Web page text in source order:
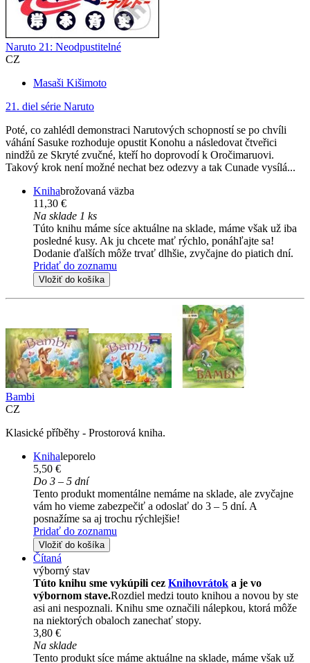
Naruto 21: Neodpustitelné
CZ
Masaši Kišimoto
21. diel série Naruto
Poté, co zahlédl demonstraci Narutových schopností se po chvíli
váhání Sasuke rozhoduje opustit Konohu a následovat čtveřici
nindžů ze Skryté zvučné, kteří ho doprovodí k Oročimaruovi.
Takový krok není možné nechat bez odezvy a tak Cunade vysílá...
Knihabrožovaná väzba
11,30 €
Na sklade 1 ks
Túto knihu máme síce aktuálne na sklade, máme však už iba
posledné kusy. Ak ju chcete mať rýchlo, ponáhľajte sa!
Dodanie ďalších môže trvať dlhšie, zvyčajne do piatich dní.
Pridať do zoznamu
Vložiť do košíka
Bambi
CZ
Klasické příběhy - Prostorová kniha.
Knihaleporelo
5,50 €
Do 3 – 5 dní
Tento produkt momentálne nemáme na sklade, ale zvyčajne
vám ho vieme zabezpečiť a odoslať do 3 – 5 dní. A
posnažíme sa aj trochu rýchlejšie!
Pridať do zoznamu
Vložiť do košíka
Čítaná
výborný stav
Túto knihu sme vykúpili cez Knihovrátok a je vo
výbornom stave.Rozdiel medzi touto knihou a novou by ste
asi ani nespoznali. Knihu sme označili nálepkou, ktorá môže
na niektorých obaloch zanechať stopy.
3,80 €
Na sklade
Tento produkt síce máme aktuálne na sklade, máme však už